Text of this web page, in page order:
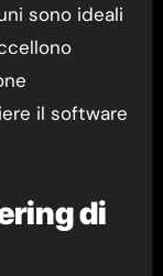
sono ideali
il software
di